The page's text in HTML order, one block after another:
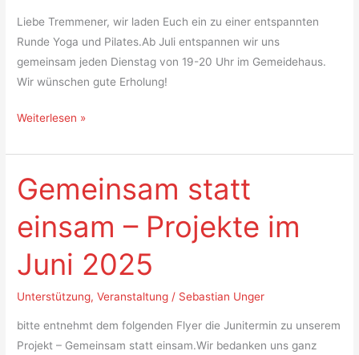
Liebe Tremmener, wir laden Euch ein zu einer entspannten
Runde Yoga und Pilates.Ab Juli entspannen wir uns
gemeinsam jeden Dienstag von 19-20 Uhr im Gemeidehaus.
Wir wünschen gute Erholung!
Weiterlesen »
Gemeinsam statt
einsam – Projekte im
Juni 2025
Unterstützung,Veranstaltung / Sebastian Unger
bitte entnehmt dem folgenden Flyer die Junitermin zu unserem
Projekt – Gemeinsam statt einsam.Wir bedanken uns ganz
Gemeinsam
statt
einsam
–
Projekte
im
Juni
2025